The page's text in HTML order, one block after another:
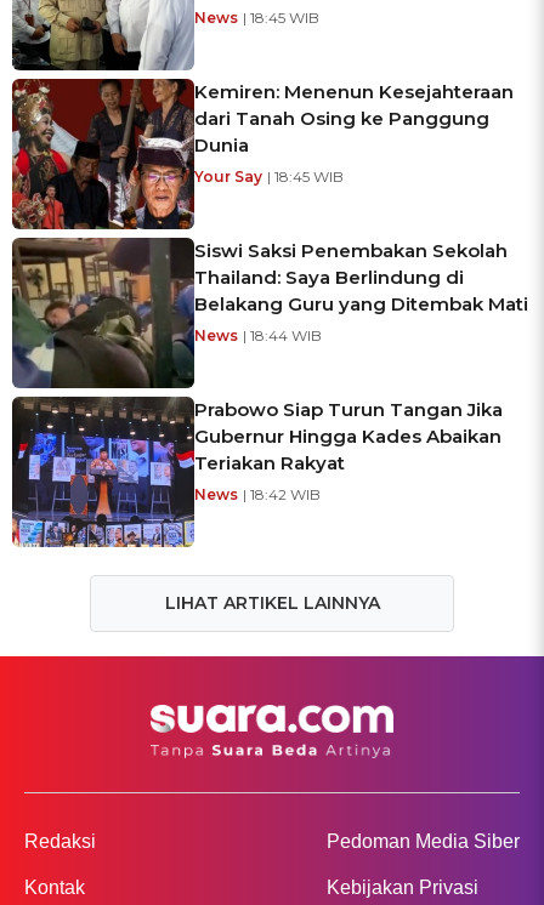
News | 18:45 WIB
Kemiren: Menenun Kesejahteraan
dari Tanah Osing ke Panggung
Dunia
Your Say | 18:45 WIB
Siswi Saksi Penembakan Sekolah
Thailand: Saya Berlindung di
Belakang Guru yang Ditembak Mati
News | 18:44 WIB
Prabowo Siap Turun Tangan Jika
Gubernur Hingga Kades Abaikan
Teriakan Rakyat
News | 18:42 WIB
LIHAT ARTIKEL LAINNYA
Redaksi
Kontak
Pedoman Media Siber
Kebijakan Privasi